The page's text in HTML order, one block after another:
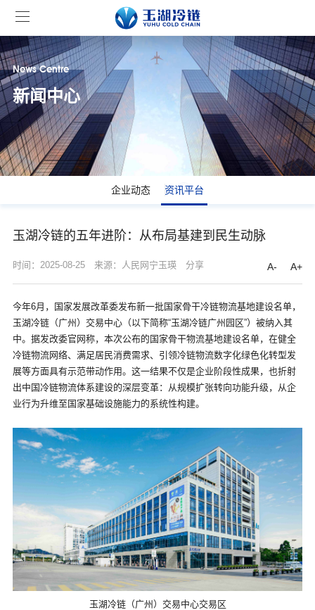
News Centre
新闻中心
企业动态 资讯平台
玉湖冷链的五年进阶：从布局基建到民生动脉
时间：2025-08-25 来源：人民网宁玉瑛 分享 A- A+
今年6月，国家发展改革委发布新一批国家骨干冷链物流基地建设名单，
玉湖冷链（广州）交易中心（以下简称“玉湖冷链广州园区”）被纳入其
中。据发改委官网称，本次公布的国家骨干物流基地建设名单，在健全
冷链物流网络、满足居民消费需求、引领冷链物流数字化绿色化转型发
展等方面具有示范带动作用。这一结果不仅是企业阶段性成果，也折射
出中国冷链物流体系建设的深层变革：从规模扩张转向功能升级，从企
业行为升维至国家基础设施能力的系统性构建。
玉湖冷链（广州）交易中心交易区